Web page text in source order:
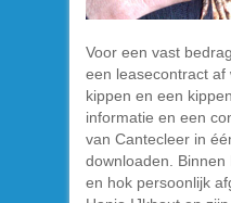
Voor een vast
een leasecontract af
kippen en een
informatie en een
van Cantecleer in
downloaden.
en hok persoonlijk